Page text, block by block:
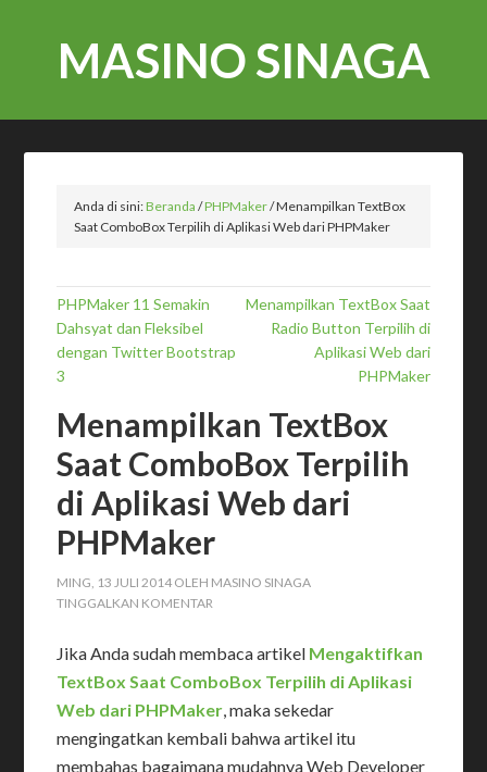
MASINO SINAGA
Anda di sini:Beranda /PHPMaker/Menampilkan TextBox
Saat ComboBox Terpilih di Aplikasi Web dari PHPMaker
PHPMaker 11 Semakin
Dahsyat dan Fleksibel
dengan Twitter Bootstrap
3
Menampilkan TextBox Saat
Radio Button Terpilih di
Aplikasi Web dari
PHPMaker
Menampilkan TextBox
Saat ComboBox Terpilih
di Aplikasi Web dari
PHPMaker
MING, 13 JULI 2014 OLEH MASINO SINAGA
TINGGALKAN KOMENTAR
Jika Anda sudah membaca artikel Mengaktifkan
TextBox Saat ComboBox Terpilih di Aplikasi
Web dari PHPMaker, maka sekedar
mengingatkan kembali bahwa artikel itu
membahas bagaimana mudahnya Web Developer